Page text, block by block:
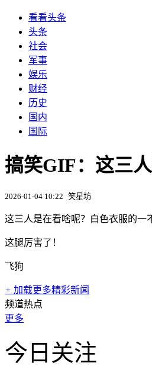
看看头条
头条
社会
军事
娱乐
财经
历史
国内
国际
搞笑GIF：这三
2026-01-04 10:22 笑星坊
这三人是在看啥呢？白色衣服的一
这腿厉害了！
飞狗
+ 加载更多精彩新闻
频道热点
更多
今日关注